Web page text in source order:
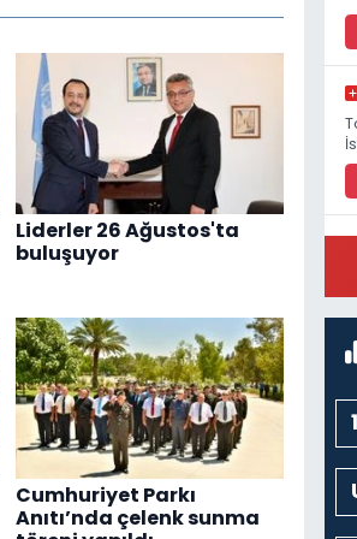
Liderler 26 Ağustos'ta
buluşuyor
Cumhuriyet Parkı
Anıtı’nda çelenk sunma